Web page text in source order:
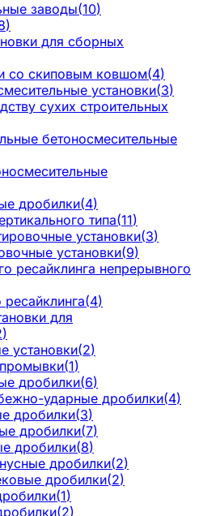
заводы(10)
)
для сборных
со скиповым ковшом(4)
установки(3)
сухих строительных
бетоносмесительные
дробилки(4)
типа(11)
установки(3)
установки(9)
ресайклинга непрерывного
ресайклинга(4)
для
)
установки(2)
(1)
дробилки(6)
ударные дробилки(4)
дробилки(3)
дробилки(7)
дробилки(8)
дробилки(2)
дробилки(2)
(1)
(2)